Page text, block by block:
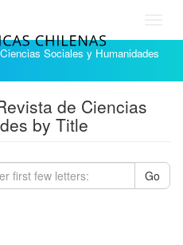
Sociales y Humanidades
de Ciencias
by Title
Go